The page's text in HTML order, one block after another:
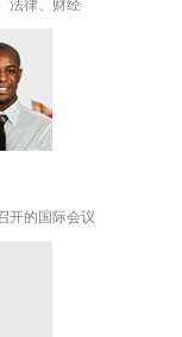
法律、财经
开的国际会议